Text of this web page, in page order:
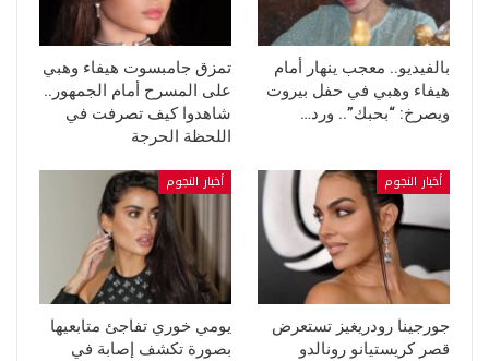
بالفيديو.. معجب ينهار أمام
هيفاء وهبي في حفل بيروت
ويصرخ: “بحبك”.. ورد…
تمزق جامبسوت هيفاء وهبي
على المسرح أمام الجمهور..
شاهدوا كيف تصرفت في
اللحظة الحرجة
أخبار النجوم
جورجينا رودريغيز تستعرض
قصر كريستيانو رونالدو
أخبار النجوم
يومي خوري تفاجئ متابعيها
بصورة تكشف إصابة في